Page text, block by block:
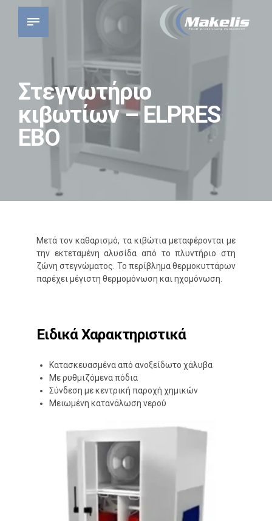
Στεγνωτήριο
κιβωτίων – ELPRES
EBO
Μετά τον καθαρισμό, τα κιβώτια μεταφέρονται με
την εκτεταμένη αλυσίδα από το πλυντήριο στη
ζώνη στεγνώματος. Το περίβλημα θερμοκυττάρων
παρέχει μέγιστη θερμομόνωση και ηχομόνωση.
Ειδικά Χαρακτηριστικά
Κατασκευασμένα από ανοξείδωτο χάλυβα
Με ρυθμιζόμενα πόδια
Σύνδεση με κεντρική παροχή χημικών
Μειωμένη κατανάλωση νερού